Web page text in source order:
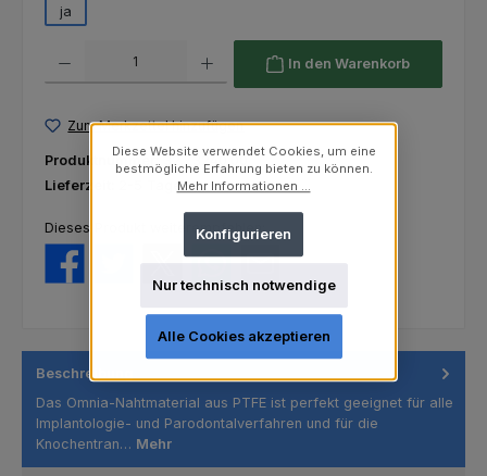
ja
In den Warenkorb
Zum Merkzettel hinzufügen
Produktnummer: 32.Z3240.00
Lieferzeit:
2-5 Tage
Dieses Produkt weiterempfehlen:
Beschreibung
Das Omnia-Nahtmaterial aus PTFE ist perfekt geeignet für alle
Implantologie- und Parodontalverfahren und für die
Knochentran… Mehr
Diese Website verwendet Cookies, um eine
bestmögliche Erfahrung bieten zu können.
Mehr Informationen ...
Nur technisch notwendige
Konfigurieren
Alle Cookies akzeptieren